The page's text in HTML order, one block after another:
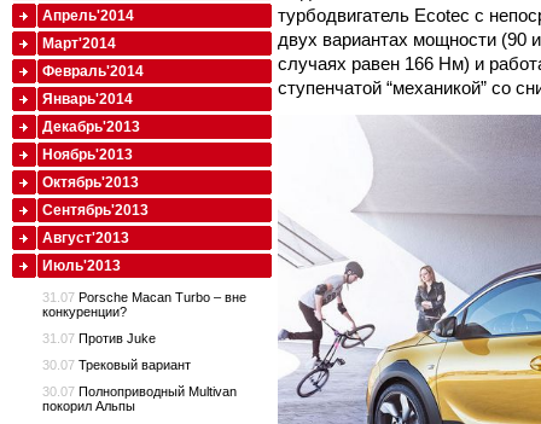
турбодвигатель Ecotec с
двух вариантах мощности (90
случаях равен 166 Нм) и
ступенчатой “механикой” со
Апрель'2014
Март'2014
Февраль'2014
Январь'2014
Декабрь'2013
Ноябрь'2013
Октябрь'2013
Сентябрь'2013
Август'2013
Июль'2013
31.07 Porsche Macan Turbo – вне
конкуренции?
31.07 Против Juke
30.07 Трековый вариант
30.07 Полноприводный Multivan
покорил Альпы